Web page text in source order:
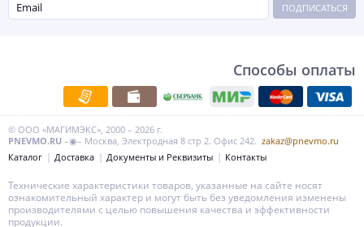
ПОДПИСАТЬСЯ
Способы оплаты
© ООО «МАГИМЭКС», 2000 – 2026 г.
PNEVMO.RU –◉– Москва, Электродная 8 стр 2. Офис 242. zakaz@pnevmo.ru
Каталог
Доставка Документы и Реквизиты Контакты
Технические характеристики товаров, указанные на сайте носят
ознакомительный характер и могут быть без уведомления изменены
производителями с целью повышения качества и эффективности
продукции.